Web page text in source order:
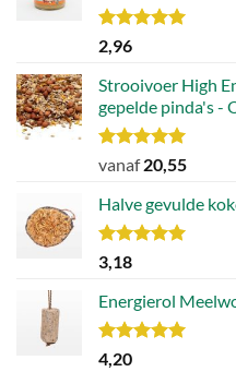
Waardering
5.00
2,96
Strooivoer High
gepelde pinda's -
Waardering
uit 5
vanaf20,55
Halve gevulde
Waardering
5.00
3,18
Energierol
Waardering
5.00
4,20